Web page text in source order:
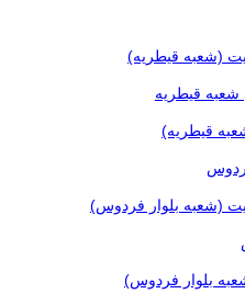
(شعبه قیطریه)
قیطریه)
(شعبه بلوار فردوس)
بلوار فردوس)